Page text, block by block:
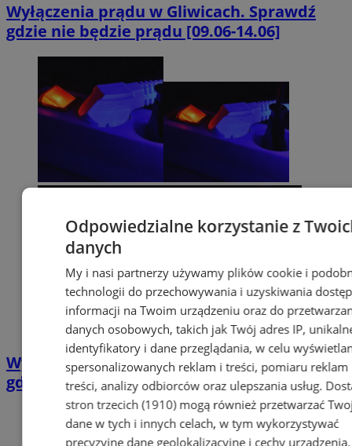
Wyłączenia prądu w Gliwicach. Sprawdź
gdzie nie będzie prądu [09.06-14.06]
Wyłączenia prądu w Gliwicach. Sprawdź
gdzie nie będzie prądu [02.06-07.06]
Odpowiedzialne korzystanie z
danych
My i nasi partnerzy używamy plików cookie i
technologii do przechowywania i uzyskiwania
informacji na Twoim urządzeniu oraz do
danych osobowych, takich jak Twój adres IP,
identyfikatory i dane przeglądania, w celu
spersonalizowanych reklam i treści, pomiaru reklam
treści, analizy odbiorców oraz ulepszania usług.
stron trzecich (1910)mogą również przetwarzać
dane w tych i innych celach, w tym wykorzystywać
precyzyjne dane geolokalizacyjne i cechy urządzenia.